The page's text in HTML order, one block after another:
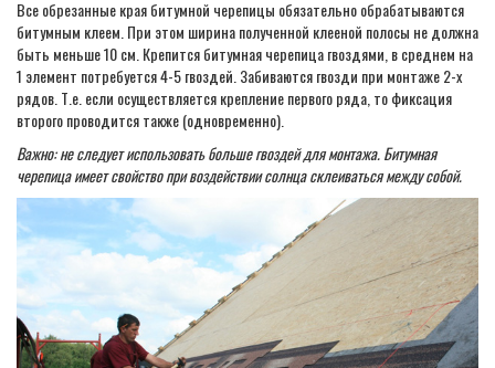
Все обрезанные края битумной черепицы обязательно обрабатываются
битумным клеем. При этом ширина полученной клееной полосы не должна
быть меньше 10 см. Крепится битумная черепица гвоздями, в среднем на
1 элемент потребуется 4-5 гвоздей. Забиваются гвозди при монтаже 2-х
рядов. Т.е. если осуществляется крепление первого ряда, то фиксация
второго проводится также (одновременно).
Важно: не следует использовать больше гвоздей для монтажа. Битумная
черепица имеет свойство при воздействии солнца склеиваться между собой.